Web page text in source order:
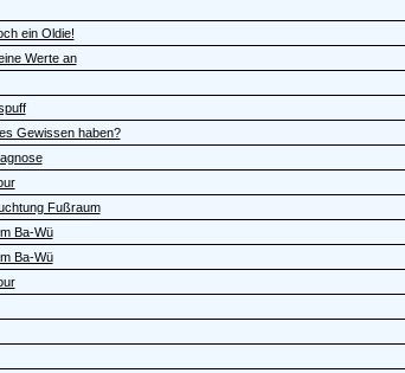
ein Oldie!
Werte an
Gewissen haben?
Fußraum
Ba-Wü
Ba-Wü